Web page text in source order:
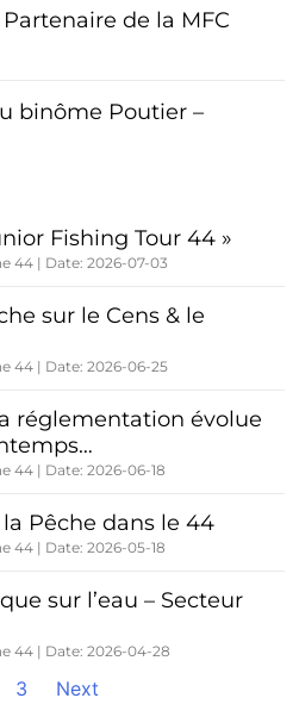
de la MFC
binôme Poutier –
Fishing Tour 44 »
44 Date: 2026-07-03
sur le Cens & le
44 Date: 2026-06-25
réglementation évolue
44 Date: 2026-06-18
Pêche dans le 44
44 Date: 2026-05-18
sur l’eau – Secteur
44 Date: 2026-04-28
3 Next